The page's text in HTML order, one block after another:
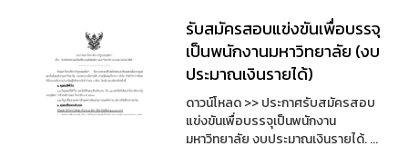
รับสมัครสอบแข่งขันเพื่อบรรจุ
เป็นพนักงานมหาวิทยาลัย (งบ
ประมาณเงินรายได้)
ดาวน์โหลด >> ประกาศรับสมัครสอบ
แข่งขันเพื่อบรรจุเป็นพนักงาน
มหาวิทยาลัย งบประมาณเงินรายได้. ...